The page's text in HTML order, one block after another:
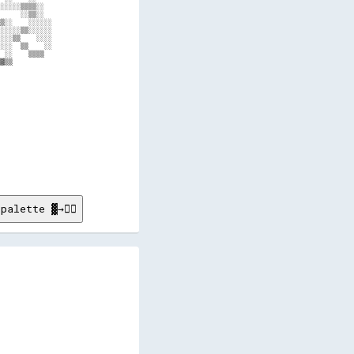
░░▒▒░░
░░░░░░
░░░░
▒▒    ░░
░░    ▒▒▒▒
▒▒▓▓▒▒
▓▓▒▒▒▒░░
▒▒
░░▓▓▒▒
░░▒▒
▓→✊🏽